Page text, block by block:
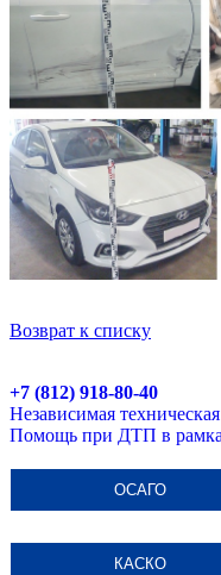
Возврат к списку
+7 (812) 918-80-40
Независимая
Помощь при ДТП в
ОСАГО
КАСКО